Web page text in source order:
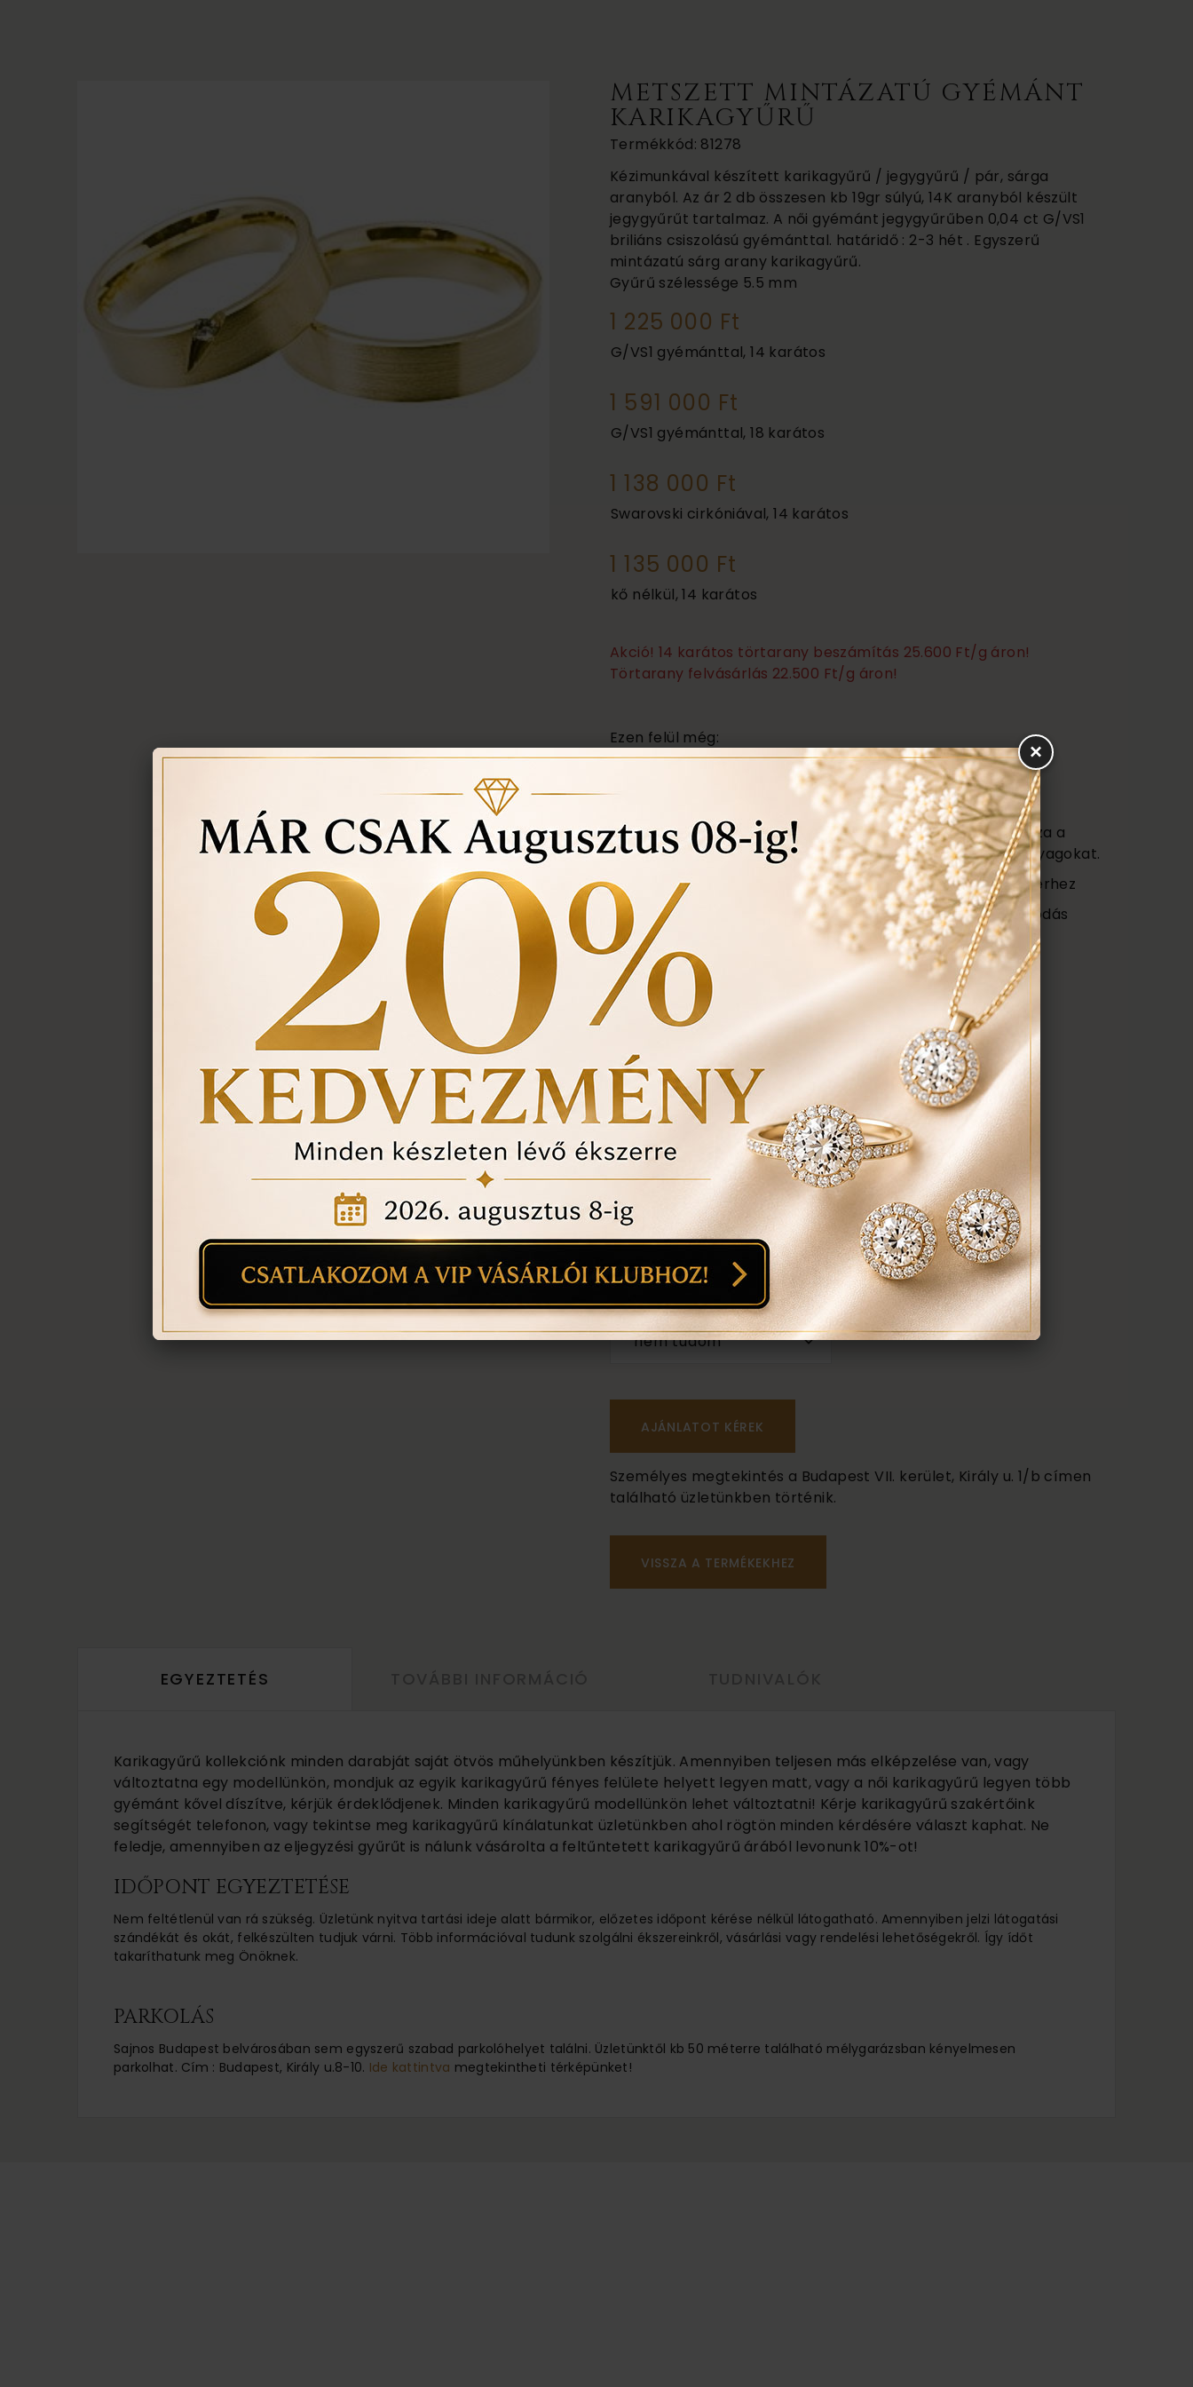
METSZETT MINTÁZATÚ GYÉMÁNT
KARIKAGYŰRŰ
Termékkód: 81278
Kézimunkával készített karikagyűrű / jegygyűrű / pár, sárga
aranyból. Az ár 2 db összesen kb 19gr súlyú, 14K aranyból készült
jegygyűrűt tartalmaz. A női gyémánt jegygyűrűben 0,04 ct G/VS1
briliáns csiszolású gyémánttal. határidő : 2-3 hét . Egyszerű
mintázatú sárg arany karikagyűrű.
Gyűrű szélessége 5.5 mm
1 225 000 Ft
G/VS1 gyémánttal, 14 karátos
1 591 000 Ft
G/VS1 gyémánttal, 18 karátos
1 138 000 Ft
Swarovski cirkóniával, 14 karátos
1 135 000 Ft
kő nélkül, 14 karátos
Akció! 14 karátos törtarany beszámítás 25.600 Ft/g áron!
Törtarany felvásárlás 22.500 Ft/g áron!
Ezen felül még:
Örökös garanciális tisztítás, polírozás
Vásárlási bizonylat avagy (Certificate) mely tartalmazza a
felhasznált kövek minőségét az ékszerben található anyagokat.
Ékszertartó doboz és ajándék tartó táska minden ékszerhez
Évente 1 alkalommal ingyenes ellenőrzés, rejtett károsodás
történt-e , mozgó kő, repedés a gyűrűn stb. Az általunk
felfedezett hibákat ingyenesen javítjuk.
ÉRDEKEL A TERMÉK, AJÁNLATOT KÉREK
1
anyaga:
18 karátos
színe:
mint a képen
méret:
nem tudom
másik méret:
nem tudom
Személyes megtekintés a Budapest VII. kerület, Király u. 1/b címen
található üzletünkben történik.
VISSZA A TERMÉKEKHEZ
EGYEZTETÉS
Karikagyűrű kollekciónk minden darabját saját ötvös műhelyünkben készítjük. Amennyiben teljesen más elképzelése van, vagy
változtatna egy modellünkön, mondjuk az egyik karikagyűrű fényes felülete helyett legyen matt, vagy a női karikagyűrű legyen több
gyémánt kővel díszítve, kérjük érdeklődjenek. Minden karikagyűrű modellünkön lehet változtatni! Kérje karikagyűrű szakértőink
segítségét telefonon, vagy tekintse meg karikagyűrű kínálatunkat üzletünkben ahol rögtön minden kérdésére választ kaphat. Ne
feledje, amennyiben az eljegyzési gyűrűt is nálunk vásárolta a feltűntetett karikagyűrű árából levonunk 10%-ot!
IDŐPONT EGYEZTETÉSE
Nem feltétlenül van rá szükség. Üzletünk nyitva tartási ideje alatt bármikor, előzetes időpont kérése nélkül látogatható. Amennyiben jelzi látogatási
szándékát és okát, felkészülten tudjuk várni. Több információval tudunk szolgálni ékszereinkről, vásárlási vagy rendelési lehetőségekről. Így ídőt
takaríthatunk meg Önöknek.
PARKOLÁS
Sajnos Budapest belvárosában sem egyszerű szabad parkolóhelyet találni. Üzletünktől kb 50 méterre található mélygarázsban kényelmesen
parkolhat. Cím : Budapest, Király u.8-10. Ide kattintva megtekintheti térképünket!
×